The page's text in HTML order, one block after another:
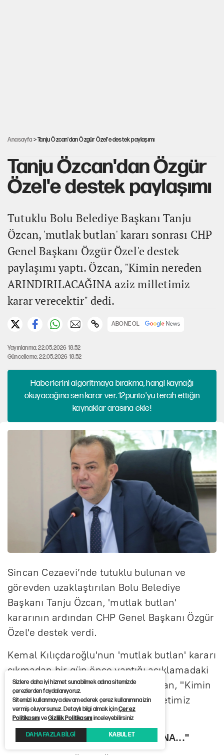
Anasayfa > Tanju Özcan'dan Özgür Özel'e destek paylaşımı
Tanju Özcan'dan Özgür
Özel'e destek paylaşımı
Tutuklu Bolu Belediye Başkanı Tanju
Özcan, 'mutlak butlan' kararı sonrası CHP
Genel Başkanı Özgür Özel'e destek
paylaşımı yaptı. Özcan, "Kimin nereden
ARINDIRILACAĞINA aziz milletimiz
karar verecektir" dedi.
ABONE OL
Yayınlanma: 22.05.2026 18:52
Güncelleme: 22.05.2026 18:52
Haberlerini algoritmaya bırakma, hangi kaynağı
okuyacağına sen karar ver. 12punto'yu tercih ettiğin
kaynaklar arasına ekle!
Sincan Cezaevi’nde tutuklu bulunan ve
görevden uzaklaştırılan Bolu Belediye
Başkanı Tanju Özcan, 'mutlak butlan'
kararının ardından CHP Genel Başkanı Özgür
Özel'e destek verdi.
Kemal Kılıçdaroğlu'nun 'mutlak butlan' kararı
çıkmadan bir gün önce yaptığı açıklamadaki
'arınma' çağrısına da değinen Özcan, "Kimin
nereden arındırılacağına aziz milletimiz
karar verecektir" dedi.
"KİMİN NEREDEN ARINDIRILACAĞINA..."
Sizlere daha iyi hizmet sunabilmek adına sitemizde
çerezlerden faydalanıyoruz.
Sitemizi kullanmaya devam ederek çerez kullanımına izin
vermiş oluyorsunuz. Detaylı bilgi almak içinÇerez
PolitikasınıveGizlilik Politikasınıinceleyebilirsiniz
DAHA FAZLA BİLGİ KABUL ET